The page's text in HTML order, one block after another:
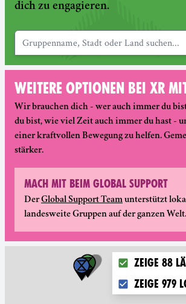
dich zu engagieren.
Gruppenname, Stadt oder Land suchen...
WEITERE OPTIONEN BEI XR
Wir brauchen dich - wer auch immer du
du bist, wie viel Zeit auch immer du hast -
einer kraftvollen Bewegung zu helfen.
stärker.
MACH MIT BEIM GLOBAL SUPPORT
DerGlobal Support Team(new window)
unterstützt
landesweite Gruppen auf der ganzen Welt.
Choose what
Zeige 88
Zeige 979